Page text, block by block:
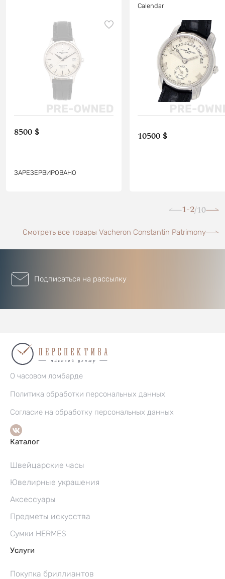
8500 $
ЗАРЕЗЕРВИРОВАНО
Calendar
10500 $
1-2/10
Смотреть все товары Vacheron Constantin Patrimony
Подписаться на рассылку
О часовом ломбарде
Политика обработки персональных данных
Согласие на обработку персональных данных
Каталог
Швейцарские часы
Ювелирные украшения
Аксессуары
Предметы искусства
Сумки HERMES
Услуги
Покупка бриллиантов